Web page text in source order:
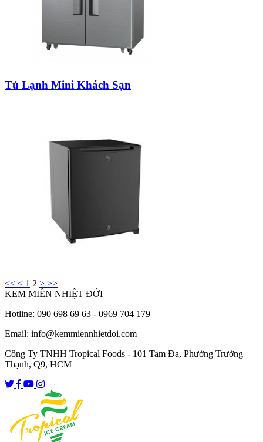
Tủ Lạnh Mini Khách Sạn
<< < 1 2 > >>
KEM MIỀN NHIỆT ĐỚI
Hotline: 090 698 69 63 - 0969 704 179
Email: info@kemmiennhietdoi.com
Công Ty TNHH Tropical Foods - 101 Tam Đa, Phường Trường
Thạnh, Q9, HCM